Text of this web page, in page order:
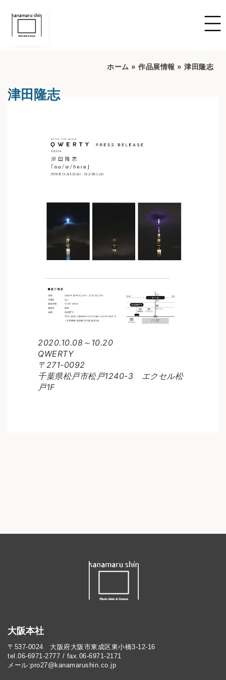
ホーム » 作品展情報 » 津田隆志
津田隆志
2020.10.08～10.20
QWERTY
〒271-0092
千葉県松戸市松戸1240-3 エクセル松
戸1F
大阪本社
〒537-0024 大阪府大阪市東成区東小橋3-12-16
tel.06-6971-2777 / fax.06-6971-2171
メール:pro27@kanamarushin.co.jp​